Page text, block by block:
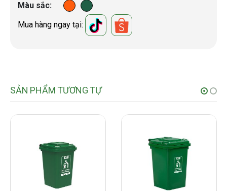
Màu sắc
Mua hàng ngay tại:
SẢN PHẨM TƯƠNG TỰ